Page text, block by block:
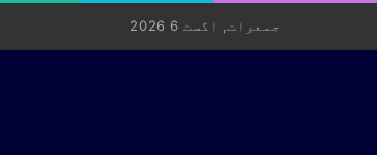
جمعرات, اگست 6 2026